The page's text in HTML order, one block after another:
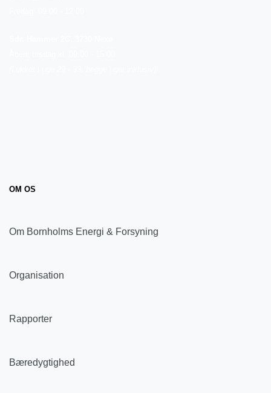
OM OS
Om Bornholms Energi & Forsyning
Organisation
Rapporter
Bæredygtighed